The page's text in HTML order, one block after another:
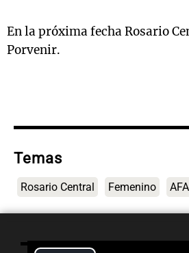
En la próxima fecha Rosario
Porvenir.
Temas
Rosario Central Femenino AFA